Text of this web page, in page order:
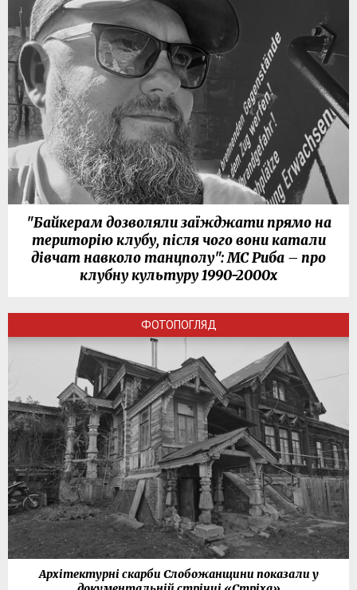
"Байкерам дозволяли заїжджати прямо на
територію клубу, після чого вони катали
дівчат навколо танцполу": МС Риба – про
клубну культуру 1990-2000х
ФОТОПОГЛЯД
Архітектурні скарби Слобожанщини показали у